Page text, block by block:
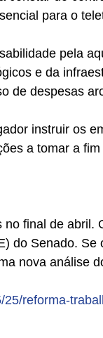
para o
pela
e da
de despesas
instruir os
a tomar a
final de abril.
do Senado. Se
nova análise
reforma-